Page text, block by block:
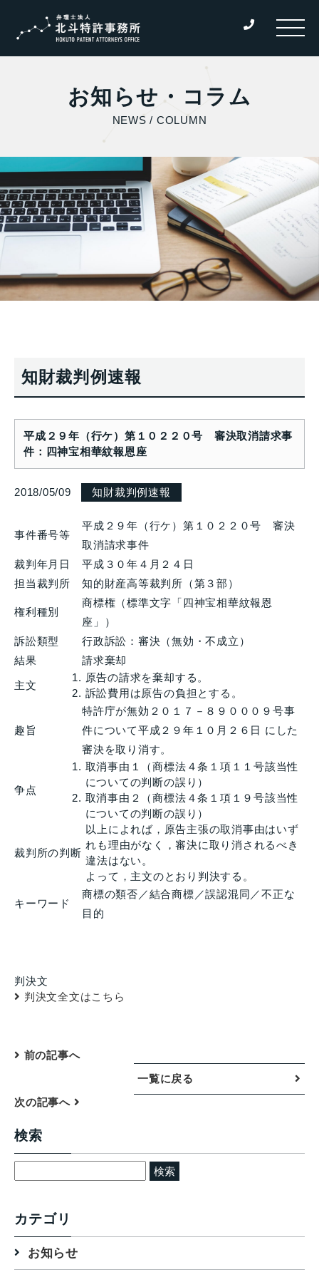
お知らせ・コラム
NEWS / COLUMN
知財裁判例速報
平成２９年（行ケ）第１０２２０号 審決取消請求事
件：四神宝相華紋報恩座
2018/05/09 知財裁判例速報
事件番号等
平成２９年（行ケ）第１０２２０号 審決
取消請求事件
裁判年月日
平成３０年４月２４日
担当裁判所
知的財産高等裁判所（第３部）
権利種別
商標権（標準文字「四神宝相華紋報恩
座」）
訴訟類型
行政訴訟：審決（無効・不成立）
結果
請求棄却
主文
原告の請求を棄却する。
訴訟費用は原告の負担とする。
趣旨
特許庁が無効２０１７－８９０００９号事
件について平成２９年１０月２６日 にした
審決を取り消す。
争点
取消事由１（商標法４条１項１１号該当性
についての判断の誤り）
取消事由２（商標法４条１項１９号該当性
についての判断の誤り）
裁判所の判断
以上によれば，原告主張の取消事由はいず
れも理由がなく，審決に取り消されるべき
違法はない。
よって，主文のとおり判決する。
キーワード
商標の類否／結合商標／誤認混同／不正な
目的
判決文
判決文全文はこちら
前の記事へ
一覧に戻る
次の記事へ
検索
索:
カテゴリ
お知らせ